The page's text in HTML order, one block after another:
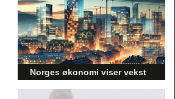
Norges økonomi viser vekst
og påvirker byggebransjen